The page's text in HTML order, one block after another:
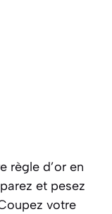
règle d’or en
et pesez
votre